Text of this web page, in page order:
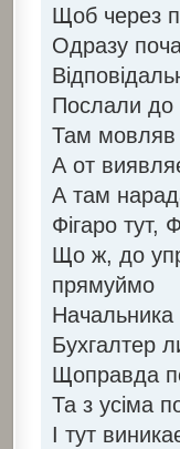
Щоб через
Одразу
Послали до
Там мовляв
А от
А там
Фігаро тут,
Що ж, до
прямуймо
Начальника
Бухгалтер
Щоправда
Та з усіма
І тут